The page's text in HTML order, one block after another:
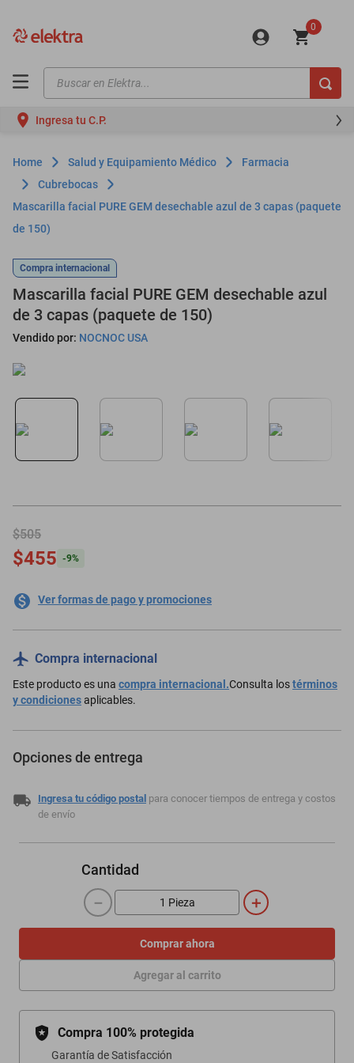
0
Buscar en Elektra...
Ingresa tu C.P.
Salud y Equipamiento Médico
Farmacia
Cubrebocas
Mascarilla facial PURE GEM desechable azul de 3 capas (paquete
de 150)
Compra internacional
Mascarilla facial PURE GEM desechable azul
de 3 capas (paquete de 150)
Vendido por: NOCNOC USA
$505
$455 -9%
Ver formas de pago y promociones
Compra internacional
Este producto es una compra internacional.Consulta lostérminos
y condicionesaplicables.
Opciones de entrega
Ingresa tu código postal para conocer tiempos de entrega y costos
de envío
Cantidad
＋
－
Comprar ahora
Agregar al carrito
Compra 100% protegida
Garantía de Satisfacción
motos
moto
celulares
iphones
lavadoras
colchones
salas